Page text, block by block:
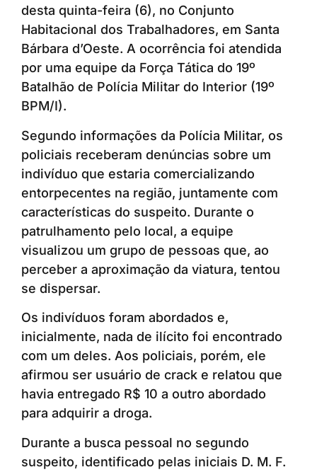
desta quinta-feira (6), no Conjunto
Habitacional dos Trabalhadores, em Santa
Bárbara d’Oeste. A ocorrência foi atendida
por uma equipe da Força Tática do 19º
Batalhão de Polícia Militar do Interior (19º
BPM/I).
Segundo informações da Polícia Militar, os
policiais receberam denúncias sobre um
indivíduo que estaria comercializando
entorpecentes na região, juntamente com
características do suspeito. Durante o
patrulhamento pelo local, a equipe
visualizou um grupo de pessoas que, ao
perceber a aproximação da viatura, tentou
se dispersar.
Os indivíduos foram abordados e,
inicialmente, nada de ilícito foi encontrado
com um deles. Aos policiais, porém, ele
afirmou ser usuário de crack e relatou que
havia entregado R$ 10 a outro abordado
para adquirir a droga.
Durante a busca pessoal no segundo
suspeito, identificado pelas iniciais D. M. F.